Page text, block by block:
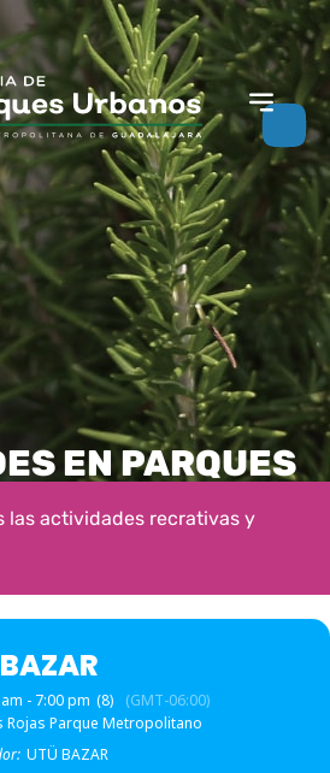
EN PARQUES
las actividades recrativas y
- 7:00 pm (8)
(GMT-06:00)
Rojas Parque Metropolitano
UTÜ BAZAR